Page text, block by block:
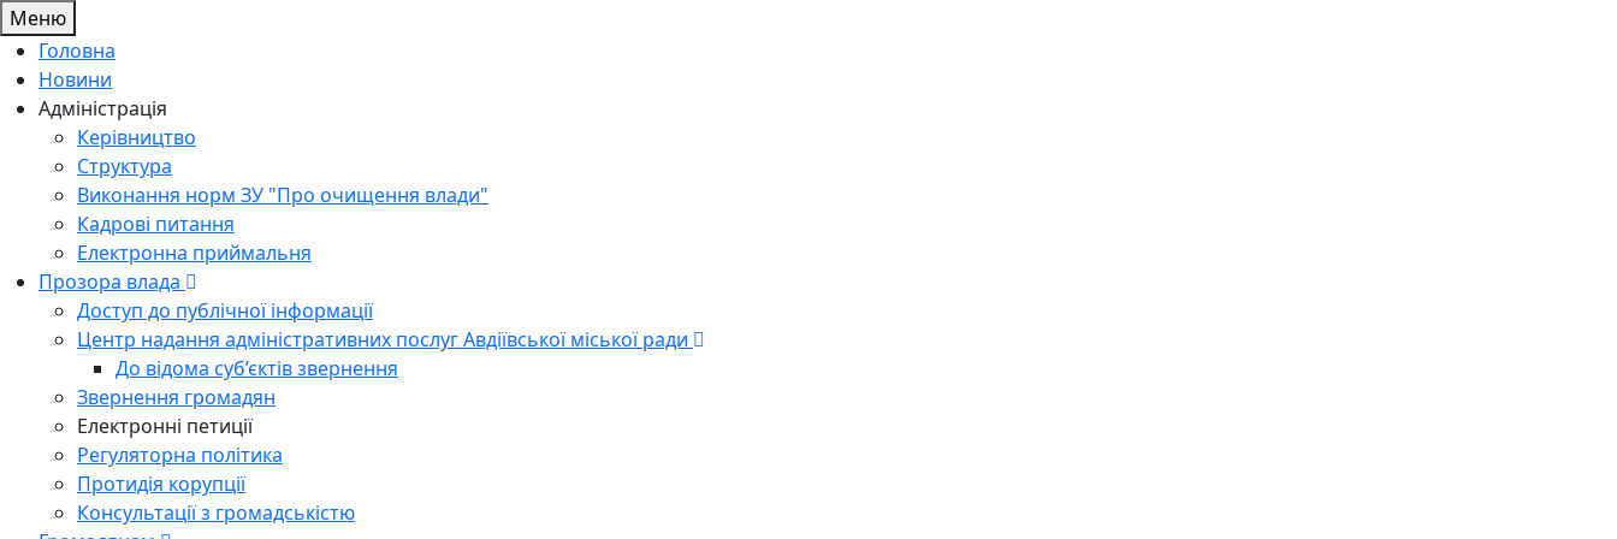
Меню
Головна
Новини
Адміністрація
Керівництво
Структура
Виконання норм ЗУ "Про очищення влади"
Кадрові питання
Електронна приймальня
Прозора влада
Доступ до публічної інформації
Центр надання адміністративних послуг Авдіївської міської ради
До відома суб’єктів звернення
Звернення громадян
Електронні петиції
Регуляторна політика
Протидія корупції
Консультації з громадськістю